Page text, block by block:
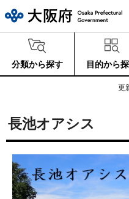
分類から探す 目的から
更
長池オアシス